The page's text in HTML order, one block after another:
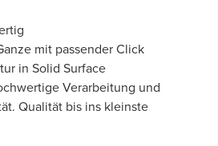
mit passender Click
in Solid Surface
Verarbeitung und
Qualität bis ins kleinste